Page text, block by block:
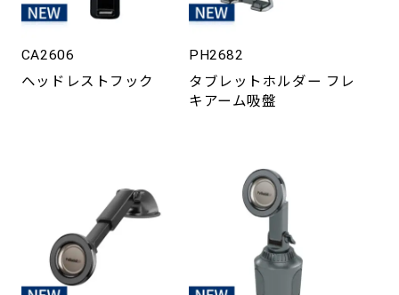
CA2606
ヘッドレストフック
PH2682
タブレットホルダー フレ
キアーム吸盤